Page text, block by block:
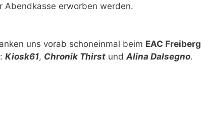
Abendkasse erworben werden.
uns vorab schoneinmal beim EAC Freiberg
Kiosk61, Chronik Thirst undAlina Dalsegno.